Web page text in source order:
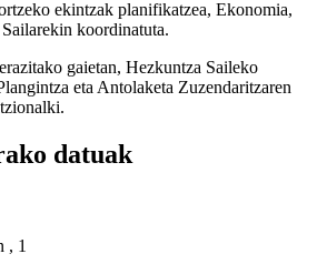
ekintzak planifikatzea, Ekonomia,
koordinatuta.
gaietan, Hezkuntza Saileko
eta Antolaketa Zuzendaritzaren
datuak
, 1